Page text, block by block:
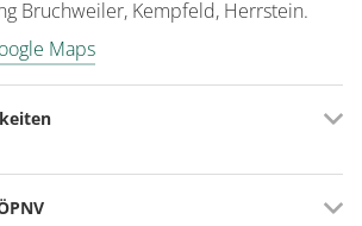
Bruchweiler, Kempfeld, Herrstein.
Maps
Startpunkt auf dem Gelände des